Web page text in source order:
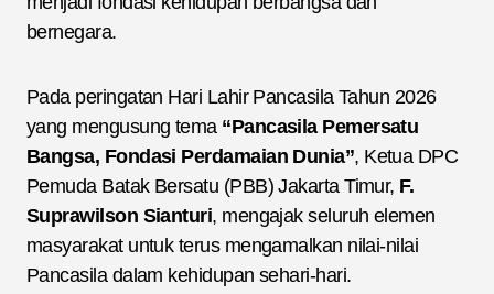
bernegara.
Pada peringatan Hari Lahir Pancasila Tahun 2026
yang mengusung tema “Pancasila Pemersatu
Bangsa, Fondasi Perdamaian Dunia”, Ketua DPC
Pemuda Batak Bersatu (PBB) Jakarta Timur, F.
Suprawilson Sianturi, mengajak seluruh elemen
masyarakat untuk terus mengamalkan nilai-nilai
Pancasila dalam kehidupan sehari-hari.